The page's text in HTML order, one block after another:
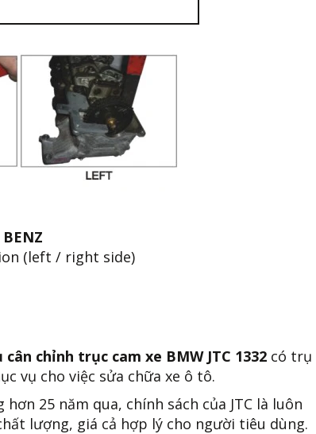
BENZ
(left / right side)
cân chỉnh trục cam xe BMW JTC 1332 có trụ
vụ cho việc sửa chữa xe ô tô.
25 năm qua, chính sách của JTC là luôn
lượng, giá cả hợp lý cho người tiêu dùng.